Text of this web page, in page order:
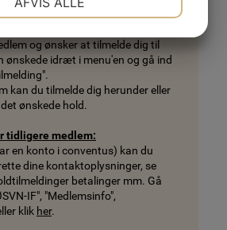
og ønsker at tilmelde dig til
ønskede idræt i menu'en og gå ind
kan du tilmelde dig herunder eller
ønskede hold.
tidligere medlem:
en konto i conventus) kan du
dine kontaktoplysninger, se
betalinger mm. Gå
IF", "Medlemsinfo",
klik her.
STATISTIK